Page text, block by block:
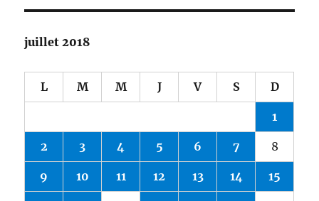
juillet 2018
L M M J V S D
1
2 3 4 5 6 7 8
9 10 11 12 13 14 15